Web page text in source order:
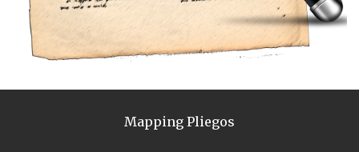
Mapping Pliegos